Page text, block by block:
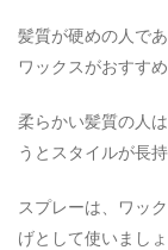
髪質が硬めの人で
ワックスがおすすめ
柔らかい髪質の人
うとスタイルが長持
スプレーは、ワッ
げとして使いましょ